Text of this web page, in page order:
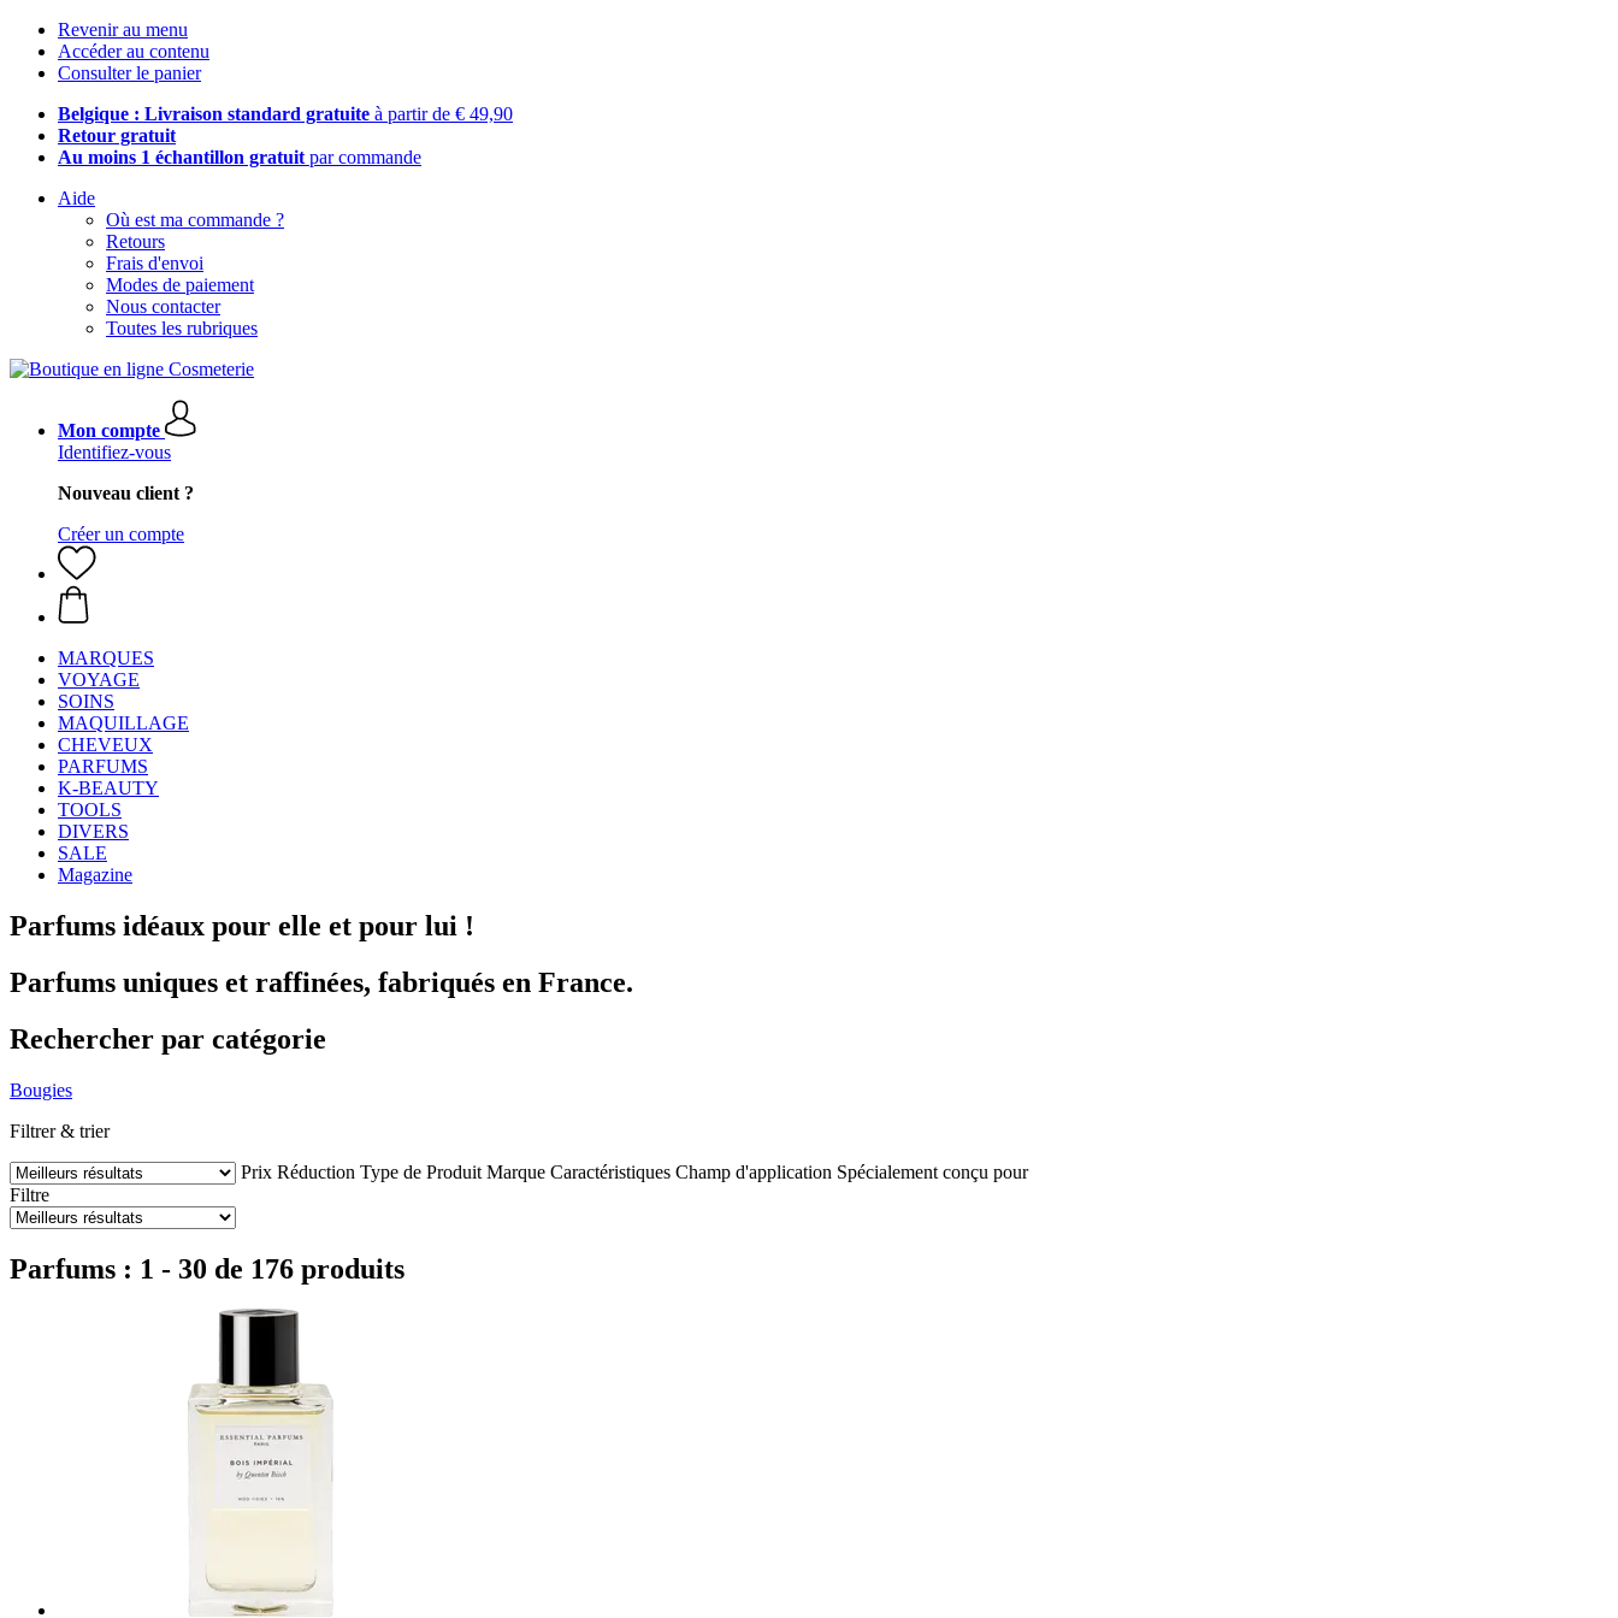
Revenir au menu
Accéder au contenu
Consulter le panier
Belgique : Livraison standard gratuite à partir de € 49,90
Retour gratuit
Au moins 1 échantillon gratuit par commande
Aide
Où est ma commande ?
Retours
Frais d'envoi
Modes de paiement
Nous contacter
Toutes les rubriques
Mon compte
Identifiez-vous
Nouveau client ?
Créer un compte
MARQUES
VOYAGE
SOINS
MAQUILLAGE
CHEVEUX
PARFUMS
K-BEAUTY
TOOLS
DIVERS
SALE
Magazine
Parfums idéaux pour elle et pour lui !
Parfums uniques et raffinées, fabriqués en France.
Rechercher par catégorie
Bougies
Filtrer & trier
Prix Réduction Type de Produit Marque Caractéristiques Champ d'application Spécialement conçu pour
Filtre
Parfums : 1 - 30 de 176 produits